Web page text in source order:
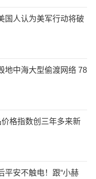
国人认为美军行动将破
地中海大型偷渡网络 78
格指数创三年多来新
平安不触电！跟“小赫